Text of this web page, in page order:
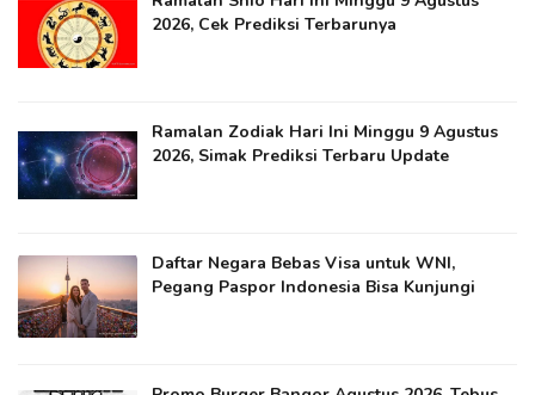
2026, Cek Prediksi Terbarunya
Ramalan Zodiak Hari Ini Minggu 9 Agustus
2026, Simak Prediksi Terbaru Update
Daftar Negara Bebas Visa untuk WNI,
Pegang Paspor Indonesia Bisa Kunjungi